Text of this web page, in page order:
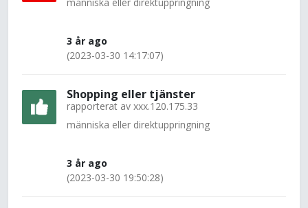
3 år ago
(2023-03-30 14:17:07)
Shopping eller tjänster
rapporterat av xxx.120.175.33
människa eller direktuppringning
3 år ago
(2023-03-30 19:50:28)